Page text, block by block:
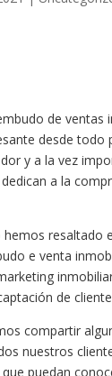
de ventas
desde todo
y a la vez
a la
resaltado
e venta
de
compartir
nuestros
puedan